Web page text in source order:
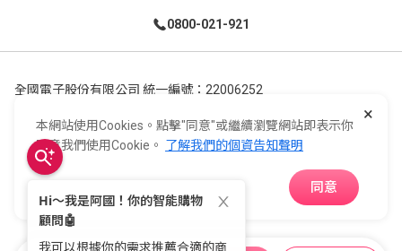
0800-021-921
全國電子股份有限公司 統一編號：22006252
Copyright ©2026© E-Life Co., Ltd. All Rights Reserved.
×
本網站使用Cookies。點擊"同意"或繼續瀏覽網站即表示你
同意我們使用Cookie。 了解我們的個資告知聲明
同意